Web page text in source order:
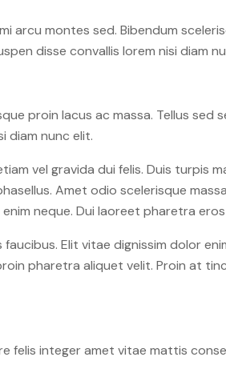
montes sed. Bibendum
disse convallis lorem nisi diam
proin lacus ac massa. Tellus sed
diam nunc elit.
vel gravida dui felis. Duis turpis
Amet odio scelerisque
neque. Dui laoreet pharetra
Elit vitae dignissim dolor
pharetra aliquet velit. Proin at
felis integer amet vitae mattis